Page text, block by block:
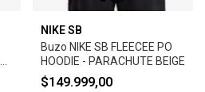
NIKE SB
Buzo NIKE SB FLEECEE PO
HOODIE - PARACHUTE BEIGE
$149.999,00